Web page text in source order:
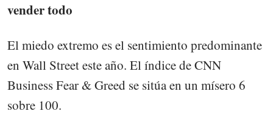
vender todo
El miedo extremo es el sentimiento predominante
en Wall Street este año. El índice de CNN
Business Fear & Greed se sitúa en un mísero 6
sobre 100.